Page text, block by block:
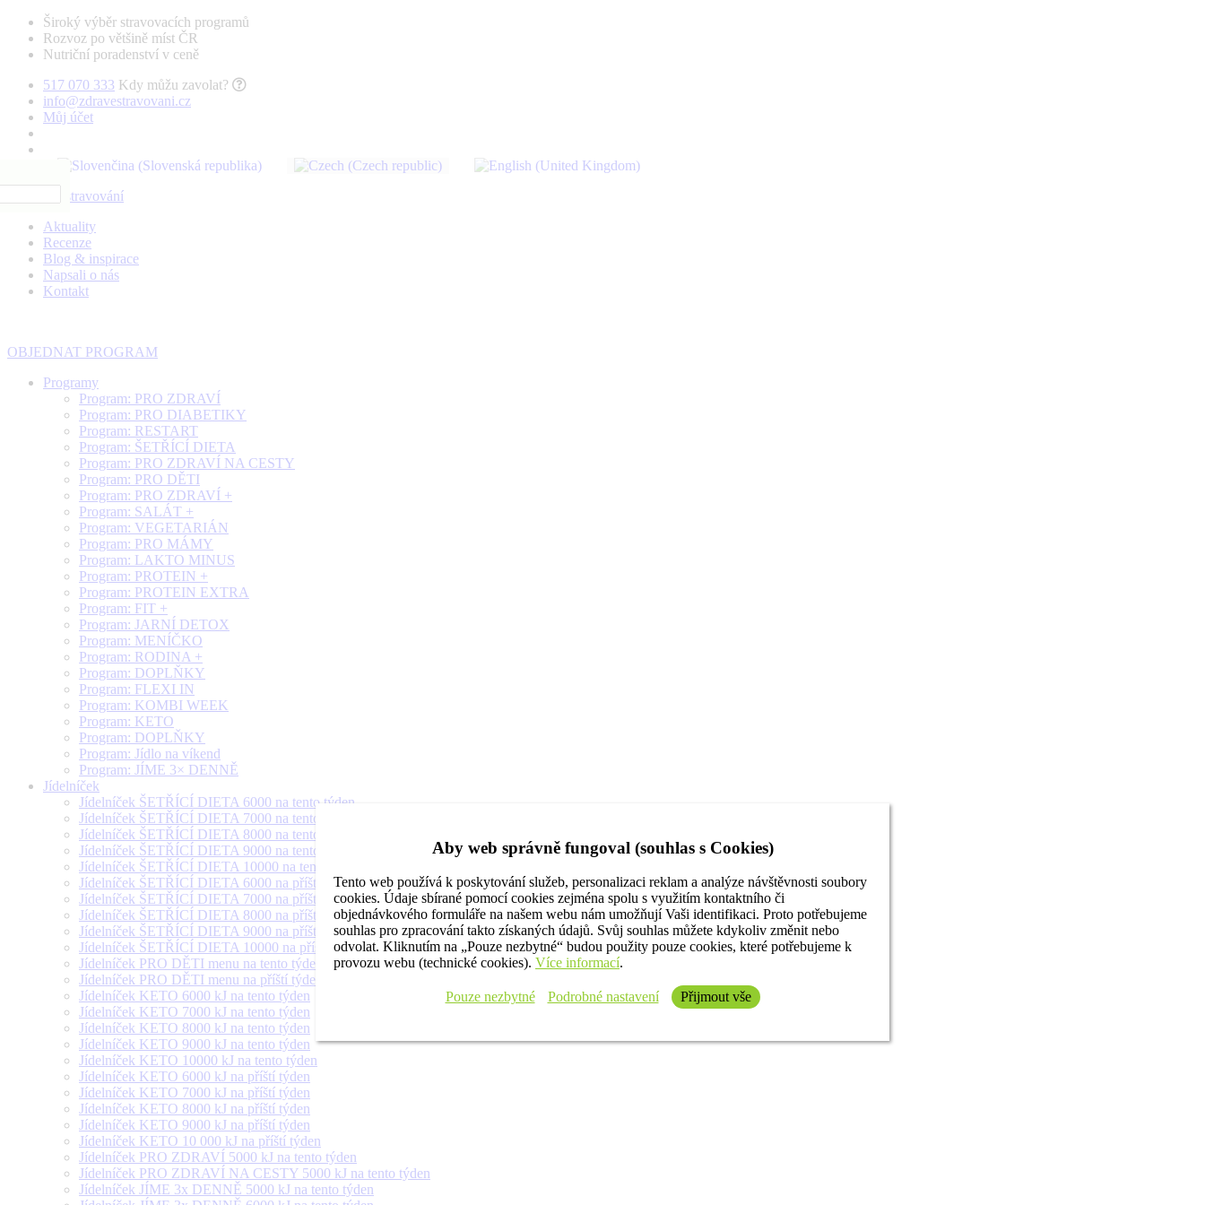
Aby web správně fungoval (souhlas s Cookies)
Tento web používá k poskytování služeb, personalizaci reklam a analýze návštěvnosti soubory
cookies. Údaje sbírané pomocí cookies zejména spolu s využitím kontaktního či
objednávkového formuláře na našem webu nám umožňují Vaši identifikaci. Proto potřebujeme
souhlas pro zpracování takto získaných údajů. Svůj souhlas můžete kdykoliv změnit nebo
odvolat. Kliknutím na „Pouze nezbytné“ budou použity pouze cookies, které potřebujeme k
provozu webu (technické cookies). Více informací.
Pouze nezbytné Podrobné nastavení Přijmout vše
Široký výběr stravovacích programů
Rozvoz po většině míst ČR
Nutriční poradenství v ceně
517 070 333 Kdy můžu zavolat?
info@zdravestravovani.cz
Můj účet
Aktuality
Recenze
Blog & inspirace
Napsali o nás
Kontakt
OBJEDNAT PROGRAM
Programy
Program: PRO ZDRAVÍ
Program: PRO DIABETIKY
Program: RESTART
Program: ŠETŘÍCÍ DIETA
Program: PRO ZDRAVÍ NA CESTY
Program: PRO DĚTI
Program: PRO ZDRAVÍ +
Program: SALÁT +
Program: VEGETARIÁN
Program: PRO MÁMY
Program: LAKTO MINUS
Program: PROTEIN +
Program: PROTEIN EXTRA
Program: FIT +
Program: JARNÍ DETOX
Program: MENÍČKO
Program: RODINA +
Program: DOPLŇKY
Program: FLEXI IN
Program: KOMBI WEEK
Program: KETO
Program: DOPLŇKY
Program: Jídlo na víkend
Program: JÍME 3× DENNĚ
Jídelníček
Jídelníček ŠETŘÍCÍ DIETA 6000 na tento týden
Jídelníček ŠETŘÍCÍ DIETA 7000 na tento týden
Jídelníček ŠETŘÍCÍ DIETA 8000 na tento týden
Jídelníček ŠETŘÍCÍ DIETA 9000 na tento týden
Jídelníček ŠETŘÍCÍ DIETA 10000 na tento týden
Jídelníček ŠETŘÍCÍ DIETA 6000 na příští týden
Jídelníček ŠETŘÍCÍ DIETA 7000 na příští týden
Jídelníček ŠETŘÍCÍ DIETA 8000 na příští týden
Jídelníček ŠETŘÍCÍ DIETA 9000 na příští týden
Jídelníček ŠETŘÍCÍ DIETA 10000 na příští týden
Jídelníček PRO DĚTI menu na tento týden
Jídelníček PRO DĚTI menu na příští týden
Jídelníček KETO 6000 kJ na tento týden
Jídelníček KETO 7000 kJ na tento týden
Jídelníček KETO 8000 kJ na tento týden
Jídelníček KETO 9000 kJ na tento týden
Jídelníček KETO 10000 kJ na tento týden
Jídelníček KETO 6000 kJ na příští týden
Jídelníček KETO 7000 kJ na příští týden
Jídelníček KETO 8000 kJ na příští týden
Jídelníček KETO 9000 kJ na příští týden
Jídelníček KETO 10 000 kJ na příští týden
Jídelníček PRO ZDRAVÍ 5000 kJ na tento týden
Jídelníček PRO ZDRAVÍ NA CESTY 5000 kJ na tento týden
Jídelníček JÍME 3x DENNĚ 5000 kJ na tento týden